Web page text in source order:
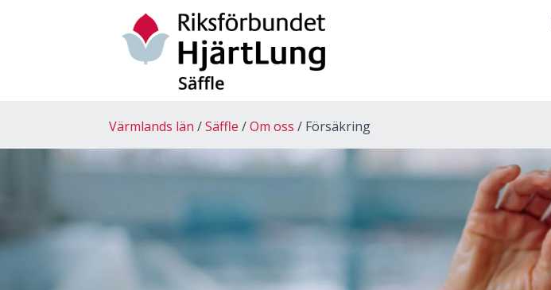
Värmlands län Säffle Om oss Försäkring